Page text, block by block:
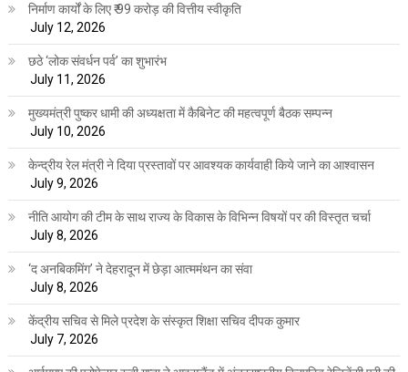
निर्माण कार्यों के लिए ₹ 99 करोड़ की वित्तीय स्वीकृति
July 12, 2026
छठे ‘लोक संवर्धन पर्व’ का शुभारंभ
July 11, 2026
मुख्यमंत्री पुष्कर धामी की अध्यक्षता में कैबिनेट की महत्वपूर्ण बैठक सम्पन्न
July 10, 2026
केन्द्रीय रेल मंत्री ने दिया प्रस्तावों पर आवश्यक कार्यवाही किये जाने का आश्वासन
July 9, 2026
नीति आयोग की टीम के साथ राज्य के विकास के विभिन्न विषयों पर की विस्तृत चर्चा
July 8, 2026
‘द अनबिकमिंग’ ने देहरादून में छेड़ा आत्ममंथन का संवा
July 8, 2026
केंद्रीय सचिव से मिले प्रदेश के संस्कृत शिक्षा सचिव दीपक कुमार
July 7, 2026